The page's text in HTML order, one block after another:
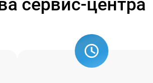
сервис-центра